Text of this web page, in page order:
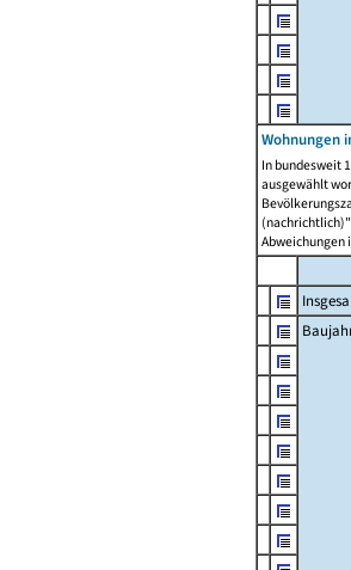
Wohnungen
In bundesweit
ausgewählt
Abweichungen